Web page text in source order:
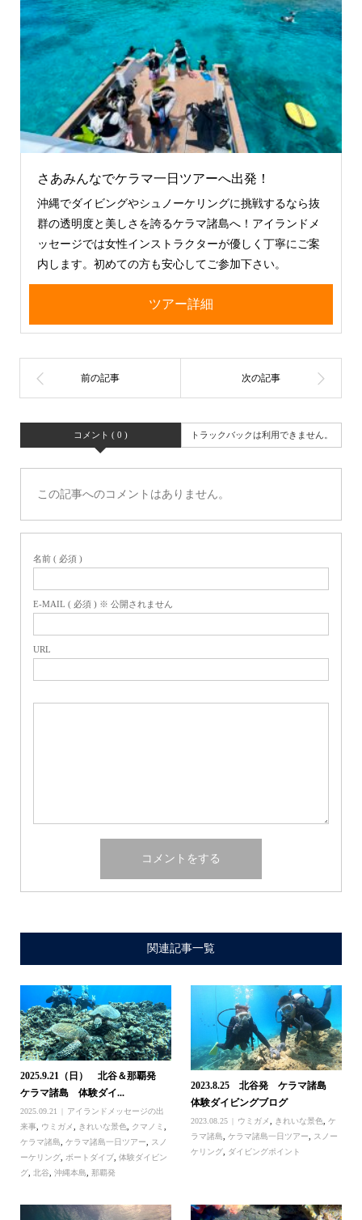
さあみんなでケラマ一日ツアーへ出発！
沖縄でダイビングやシュノーケリングに挑戦するなら抜
群の透明度と美しさを誇るケラマ諸島へ！アイランドメ
ッセージでは女性インストラクターが優しく丁寧にご案
内します。初めての方も安心してご参加下さい。
ツアー詳細
コメント ( 0 ) トラックバックは利用できません。
この記事へのコメントはありません。
名前 ( 必須 )
E-MAIL ( 必須 ) ※ 公開されません
URL
関連記事一覧
2025.9.21（日） 北谷＆那覇発
ケラマ諸島 体験ダイ...
2025.09.21
アイランドメッセージの出
来事, ウミガメ きれいな景色 クマノミ
ケラマ諸島
ケラマ諸島一日ツアー
スノ
ーケリング, ボートダイブ, 体験ダイビン
グ, 北谷, 沖縄本島 那覇発
2023.8.25 北谷発 ケラマ諸島
体験ダイビングブログ
2023.08.25 ウミガメ きれいな景色 ,ケ
ラマ諸島
,ケラマ諸島一日ツアー
スノー
ケリング
ダイビングポイント